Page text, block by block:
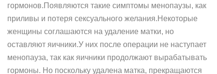
гормонов.Появляются такие симптомы менопаузы, как
приливы и потеря сексуального желания.Некоторые
женщины соглашаются на удаление матки, но
оставляют яичники.У них после операции не наступает
менопауза, так как яичники продолжают вырабатывать
гормоны. Но поскольку удалена матка, прекращаются